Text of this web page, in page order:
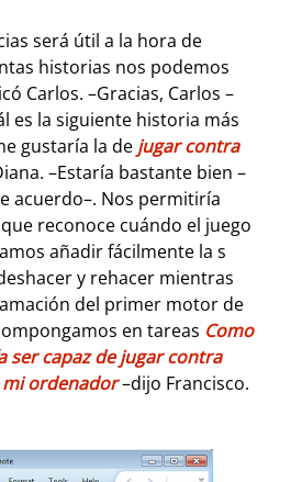
será útil a la hora de
historias nos podemos
Carlos. –Gracias, Carlos –
es la siguiente historia más
gustaría la de jugar contra
–Estaría bastante bien –
acuerdo–. Nos permitiría
reconoce cuándo el juego
añadir fácilmente la s
y rehacer mientras
del primer motor de
en tareas Como
ser capaz de jugar contra
ordenador–dijo Francisco.